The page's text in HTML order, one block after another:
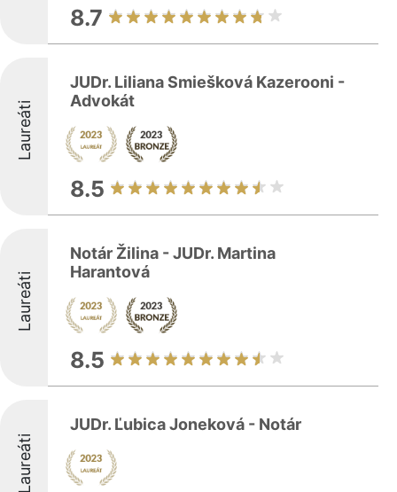
8.7
Laureáti
JUDr. Liliana Smiešková Kazerooni -
Advokát
8.5
Laureáti
Notár Žilina - JUDr. Martina
Harantová
8.5
Laureáti
JUDr. Ľubica Joneková - Notár